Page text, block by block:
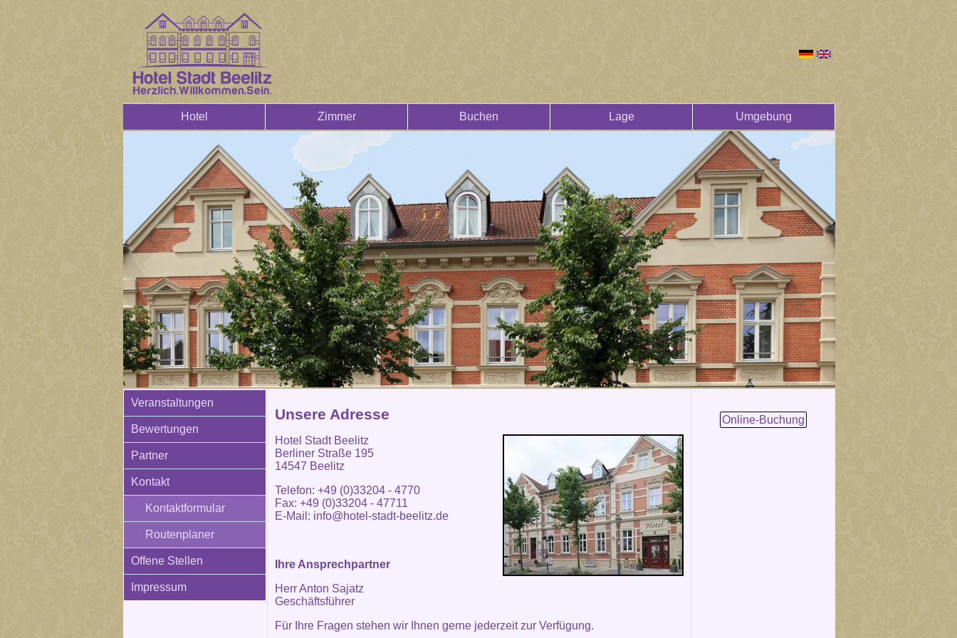
Hotel Zimmer Buchen Lage Umgebung
Veranstaltungen
Bewertungen
Partner
Kontakt
Kontaktformular
Routenplaner
Offene Stellen
Impressum
Unsere Adresse
Hotel Stadt Beelitz
Berliner Straße 195
14547 Beelitz
Telefon: +49 (0)33204 - 4770
Fax: +49 (0)33204 - 47711
E-Mail: info@hotel-stadt-beelitz.de
Ihre Ansprechpartner
Herr Anton Sajatz
Geschäftsführer
Für Ihre Fragen stehen wir Ihnen gerne jederzeit zur Verfügung.
Online-Buchung